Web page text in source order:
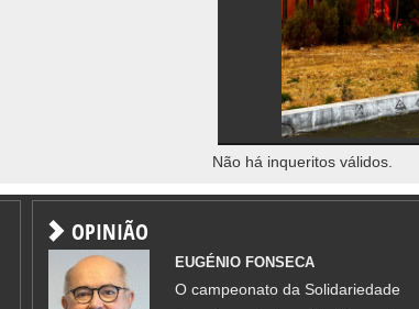
Não há inqueritos válidos.
OPINIÃO
EUGÉNIO FONSECA
O campeonato da Solidariedade